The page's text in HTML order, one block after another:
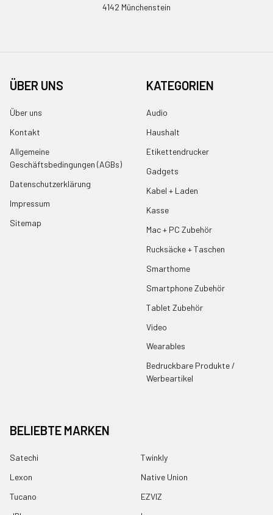
4142 Münchenstein
ÜBER UNS
Über uns
Kontakt
Allgemeine
Geschäftsbedingungen (AGBs)
Datenschutzerklärung
Impressum
Sitemap
KATEGORIEN
Audio
Haushalt
Etikettendrucker
Gadgets
Kabel + Laden
Kasse
Mac + PC Zubehör
Rucksäcke + Taschen
Smarthome
Smartphone Zubehör
Tablet Zubehör
Video
Wearables
Bedruckbare Produkte /
Werbeartikel
BELIEBTE MARKEN
Satechi
Lexon
Tucano
Twinkly
Native Union
EZVIZ